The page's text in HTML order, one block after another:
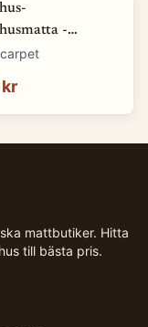
-
(blå)
mattbutiker. Hitta
till bästa pris.